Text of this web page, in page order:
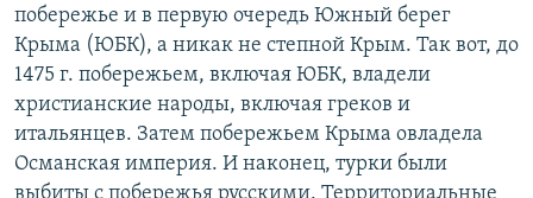
побережье и в первую очередь Южный берег
Крыма (ЮБК), а никак не степной Крым. Так вот, до
1475 г. побережьем, включая ЮБК, владели
христианские народы, включая греков и
итальянцев. Затем побережьем Крыма овладела
Османская империя. И наконец, турки были
выбиты с побережья русскими. Территориальные